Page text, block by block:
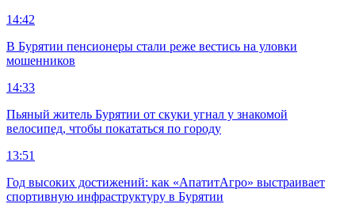
14:42
В Бурятии пенсионеры стали реже вестись на уловки
мошенников
14:33
Пьяный житель Бурятии от скуки угнал у знакомой
велосипед, чтобы покататься по городу
13:51
Год высоких достижений: как «АпатитАгро» выстраивает
спортивную инфраструктуру в Бурятии